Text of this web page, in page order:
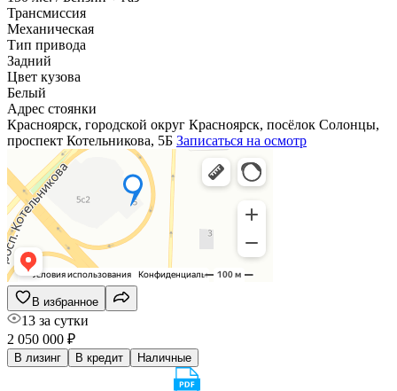
Трансмиссия
Механическая
Тип привода
Задний
Цвет кузова
Белый
Адрес стоянки
Красноярск, городской округ Красноярск, посёлок Солонцы,
проспект Котельникова, 5Б Записаться на осмотр
В избранное
13 за сутки
2 050 000 ₽
В лизинг В кредит Наличные